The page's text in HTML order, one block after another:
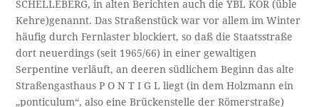
SCHELLEBERG, in alten Berichten auch die YBL KÖR (üble
Kehre)genannt. Das Straßenstück war vor allem im Winter
häufig durch Fernlaster blockiert, so daß die Staatsstraße
dort neuerdings (seit 1965/66) in einer gewaltigen
Serpentine verläuft, an deeren südlichem Beginn das alte
Straßengasthaus P O N T I G L liegt (in dem Holzmann ein
„ponticulum“, also eine Brückenstelle der Römerstraße)